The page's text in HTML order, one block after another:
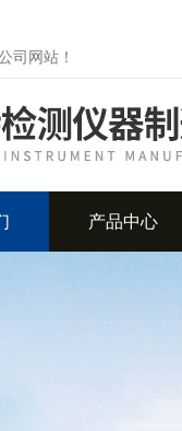
司网站！
产品中心